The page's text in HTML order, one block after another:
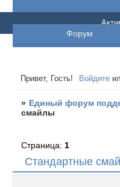
Форум
Привет, Гость! Войдите
» Единый форум
смайлы
Стандартные
Страница: 1